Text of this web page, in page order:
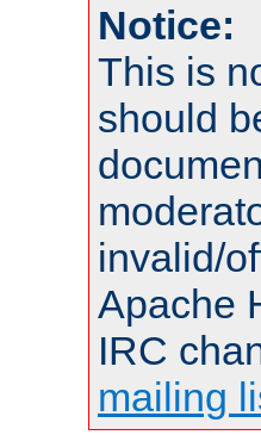
Notice:
This is
should
invalid/
Apache
IRC
mailing